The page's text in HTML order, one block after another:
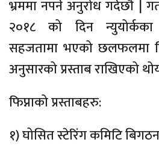
भ्रममा नपर्न अनुरोध गर्दछौ |
२०१८ को दिन
सहजतामा भएको छलफलमा
अनुसारको प्रस्ताब राखिएको
फिप्नाको प्रस्ताबहरु:
१) घोसित स्टेरिंग कमिटि बिगठन